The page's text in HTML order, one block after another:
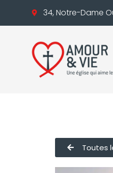
34, Notre-Dame
Toutes